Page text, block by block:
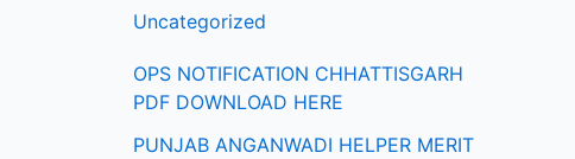
Uncategorized
OPS NOTIFICATION CHHATTISGARH
PDF DOWNLOAD HERE
PUNJAB ANGANWADI HELPER MERIT